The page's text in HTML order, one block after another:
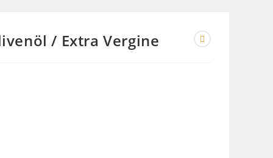
/ Extra Vergine